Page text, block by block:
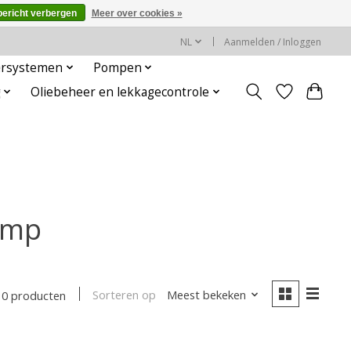
NL Aanmelden / Inloggen
Pompen
Oliebeheer en lekkagecontrole
0 producten Sorteren op Meest bekeken
verbergen Meer over cookies »